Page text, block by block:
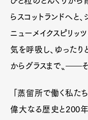
らスコットランドへと
ニューメイクスピリッ
気を呼吸し、ゆったり
からグラスまで〟――
「蒸留所で働く私た
偉大なる歴史と200